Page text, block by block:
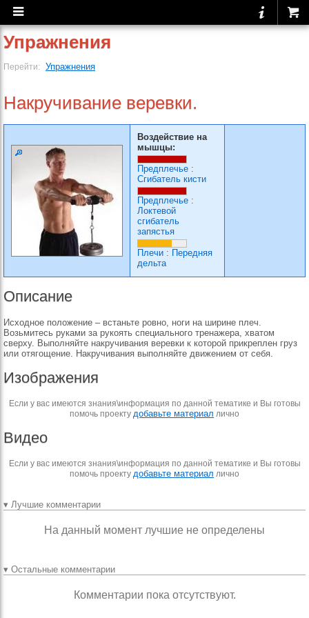
Упражнения
Перейти: Упражнения
Накручивание веревки.
Воздействие на
мышцы:
Предплечье :
Сгибатель кисти
Предплечье :
Локтевой
сгибатель
запястья
Плечи : Передняя
дельта
Описание
Исходное положение – встаньте ровно, ноги на ширине плеч.
Возьмитесь руками за рукоять специального тренажера, хватом
сверху. Выполняйте накручивания веревки к которой прикреплен груз
или отягощение. Накручивания выполняйте движением от себя.
Изображения
Если у вас имеются знания\информация по данной тематике и Вы готовы
помочь проекту добавьте материал лично
Видео
Если у вас имеются знания\информация по данной тематике и Вы готовы
помочь проекту добавьте материал лично
▾ Лучшие комментарии
На данный момент лучшие не определены
▾ Остальные комментарии
Комментарии пока отсутствуют.